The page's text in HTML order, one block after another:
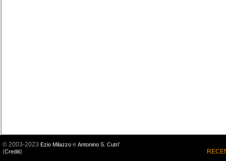
© 2003-2023 Ezio Milazzo e Antonino S. Cutri'
(Crediti)